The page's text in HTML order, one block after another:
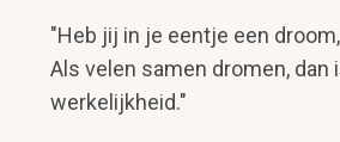
"Heb jij in je eentje een
Als velen samen dromen, dan
werkelijkheid."